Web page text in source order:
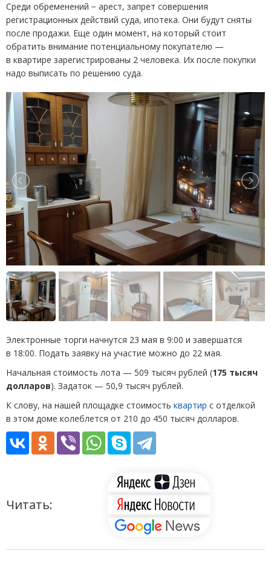
Среди обременений − арест, запрет совершения
регистрационных действий суда, ипотека. Они будут сняты
после продажи. Еще один момент, на который стоит
обратить внимание потенциальному покупателю —
в квартире зарегистрированы 2 человека. Их после покупки
надо выписать по решению суда.
Электронные торги начнутся 23 мая в 9:00 и завершатся
в 18:00. Подать заявку на участие можно до 22 мая.
Начальная стоимость лота — 509 тысяч рублей (175 тысяч
долларов). Задаток — 50,9 тысяч рублей.
К слову, на нашей площадке стоимость квартир с отделкой
в этом доме колеблется от 210 до 450 тысяч долларов.
Читать: